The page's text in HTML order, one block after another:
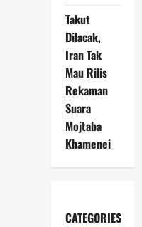
Takut
Dilacak,
Iran Tak
Mau Rilis
Rekaman
Suara
Mojtaba
Khamenei
CATEGORIES